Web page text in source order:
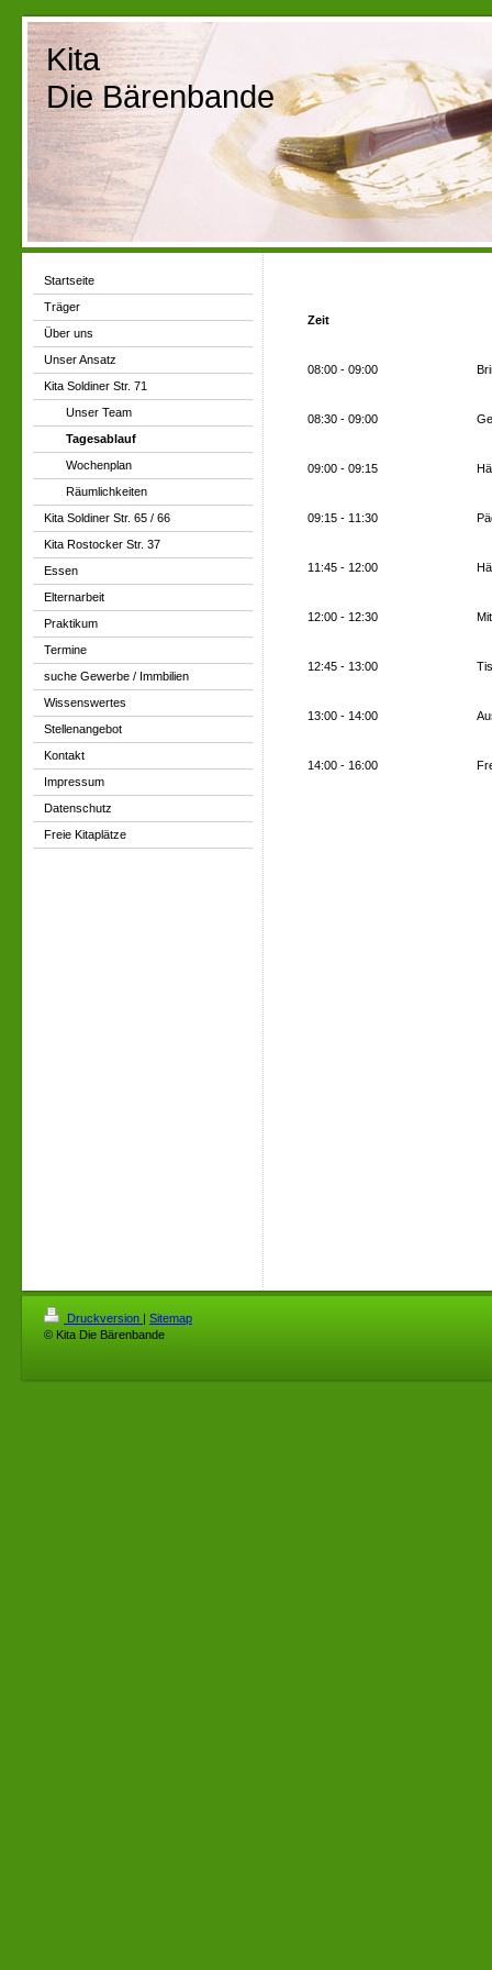
Kita
Die Bärenbande
Startseite
Träger
Über uns
Unser Ansatz
Kita Soldiner Str. 71
Unser Team
Tagesablauf
Wochenplan
Räumlichkeiten
Kita Soldiner Str. 65 / 66
Kita Rostocker Str. 37
Essen
Elternarbeit
Praktikum
Termine
suche Gewerbe / Immbilien
Wissenswertes
Stellenangebot
Kontakt
Impressum
Datenschutz
Freie Kitaplätze
Zeit
08:00 - 09:00
08:30 - 09:00
09:00 - 09:15
09:15 - 11:30
11:45 - 12:00
12:00 - 12:30
12:45 - 13:00
13:00 - 14:00
14:00 - 16:00
Druckversion | Sitemap
© Kita Die Bärenbande